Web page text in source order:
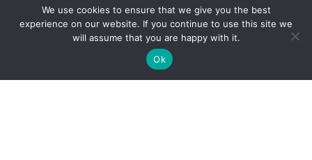
We use cookies to ensure that we give you the best
experience on our website. If you continue to use this site we
will assume that you are happy with it.
Ok